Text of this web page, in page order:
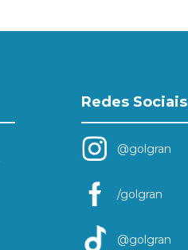
Redes Sociais
@golgran
/golgran
@golgran